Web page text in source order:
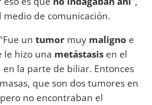
medio de comunicación.
un tumor muy maligno e
le hizo una metástasis en el
en la parte de biliar. Entonces
que son dos tumores en
no encontraban el